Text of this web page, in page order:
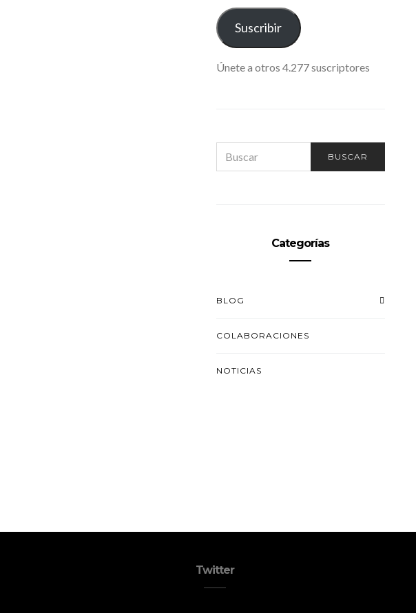
CORREO
ELECTRÓNICO
Suscribir
Únete a otros 4.277 suscriptores
FOR:
BUSCAR
Categorías
BLOG
COLABORACIONES
NOTICIAS
Twitter